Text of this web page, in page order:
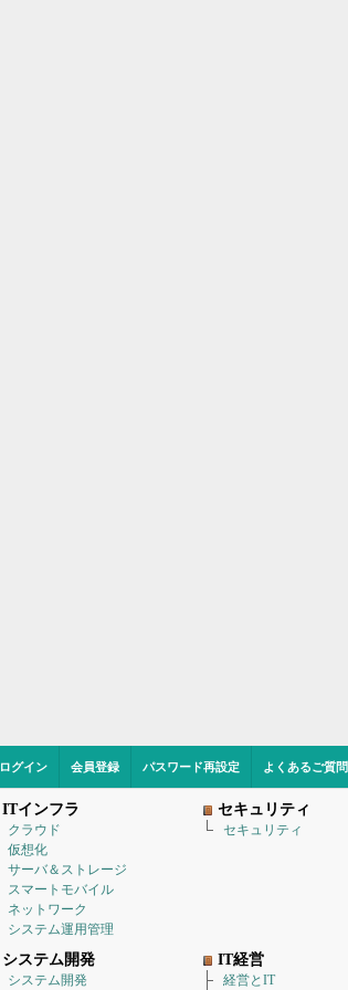
ログイン 会員登録 パスワード再設定 よくあるご質問
ITインフラ
クラウド
仮想化
サーバ＆ストレージ
スマートモバイル
ネットワーク
システム運用管理
セキュリティ
セキュリティ
システム開発
システム開発
IT経営
経営とIT